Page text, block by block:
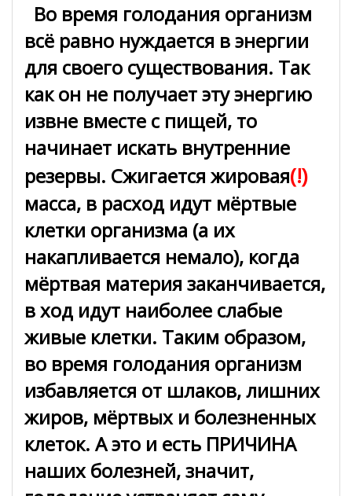
Во время голодания организм
всё равно нуждается в энергии
для своего существования. Так
как он не получает эту энергию
извне вместе с пищей, то
начинает искать внутренние
резервы. Сжигается жировая(!)
масса, в расход идут мёртвые
клетки организма (а их
накапливается немало), когда
мёртвая материя заканчивается,
в ход идут наиболее слабые
живые клетки. Таким образом,
во время голодания организм
избавляется от шлаков, лишних
жиров, мёртвых и болезненных
клеток. А это и есть ПРИЧИНА
наших болезней, значит,